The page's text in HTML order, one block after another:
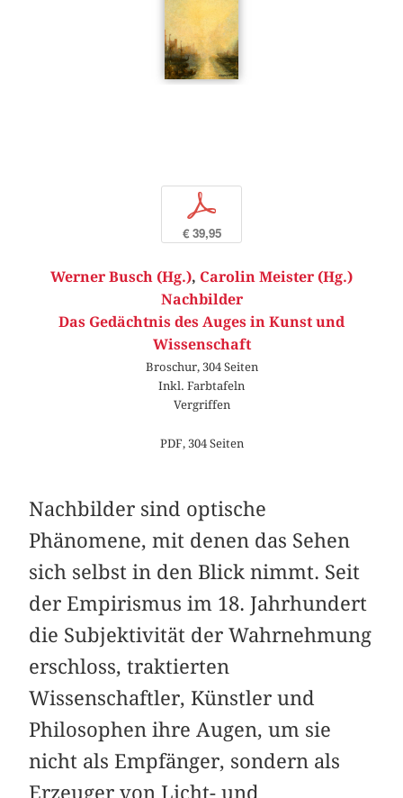
p
€ 39,95
Werner Busch (Hg.), Carolin Meister (Hg.)
Nachbilder
Das Gedächtnis des Auges in Kunst und
Wissenschaft
Broschur, 304 Seiten
Inkl. Farbtafeln
Vergriffen
PDF, 304 Seiten
Nachbilder sind optische
Phänomene, mit denen das ­Sehen
sich selbst in den Blick nimmt. Seit
der Empirismus im 18. Jahrhundert
die Subjektivität der Wahrnehmung
erschloss, traktierten
Wissenschaftler, Künstler und
Philosophen ihre Augen, um sie
nicht als Empfänger, sondern als
Erzeuger von Licht- und